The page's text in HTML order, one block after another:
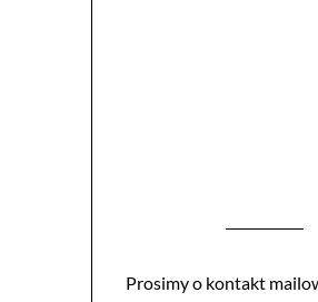
Prosimy o kontakt